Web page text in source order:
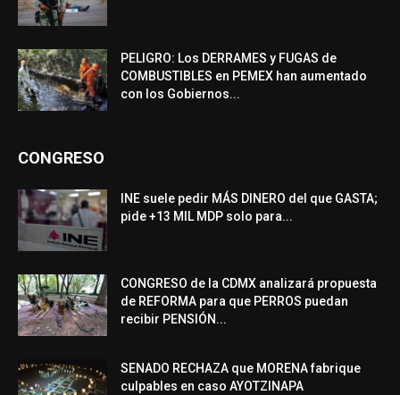
PELIGRO: Los DERRAMES y FUGAS de
COMBUSTIBLES en PEMEX han aumentado
con los Gobiernos...
CONGRESO
INE suele pedir MÁS DINERO del que GASTA;
pide +13 MIL MDP solo para...
CONGRESO de la CDMX analizará propuesta
de REFORMA para que PERROS puedan
recibir PENSIÓN...
SENADO RECHAZA que MORENA fabrique
culpables en caso AYOTZINAPA